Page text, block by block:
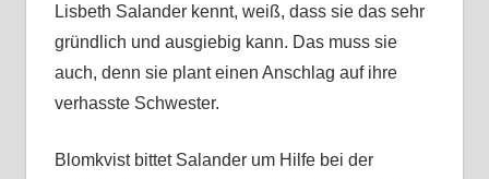
Lisbeth Salander kennt, weiß, dass sie das sehr
gründlich und ausgiebig kann. Das muss sie
auch, denn sie plant einen Anschlag auf ihre
verhasste Schwester.
Blomkvist bittet Salander um Hilfe bei der